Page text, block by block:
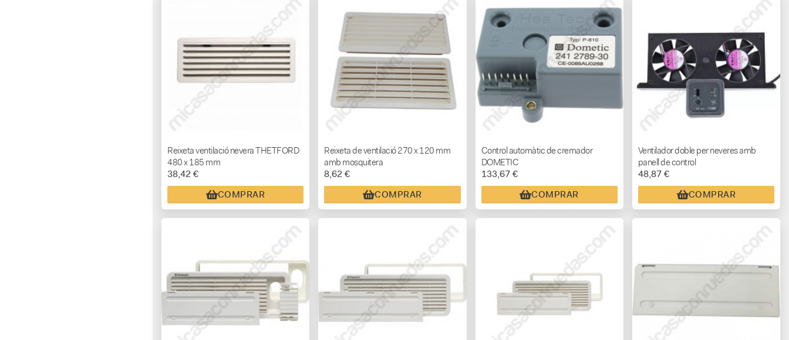
Reixeta ventilació nevera THETFORD
480 x 185 mm
38,42 €
COMPRAR
Reixeta de ventilació 270 x 120 mm
amb mosquitera
8,62 €
COMPRAR
Control automàtic de cremador
DOMETIC
133,67 €
COMPRAR
Ventilador doble per neveres amb
panell de control
48,87 €
COMPRAR